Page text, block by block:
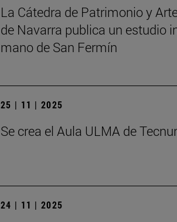
La Cátedra de Patrimonio y
de Navarra publica un estudio
mano de San Fermín
25 | 11 | 2025
Se crea el Aula ULMA de
24 | 11 | 2025